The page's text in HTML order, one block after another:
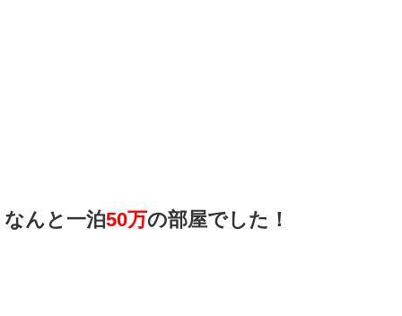
なんと一泊50万の部屋でした！